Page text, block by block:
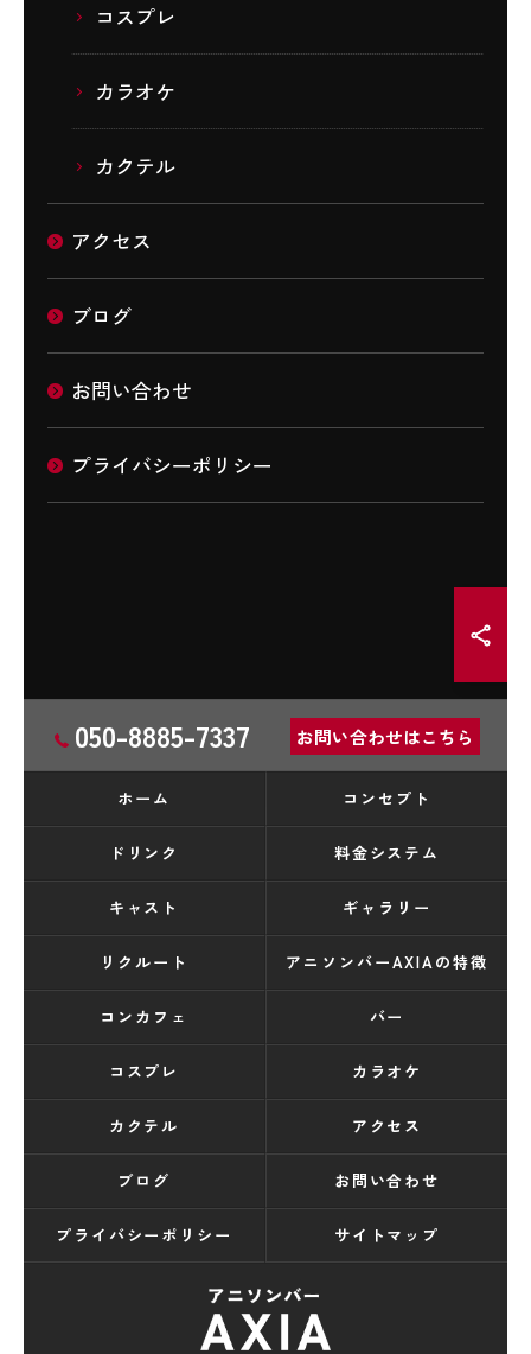
コスプレ
カラオケ
カクテル
アクセス
ブログ
お問い合わせ
プライバシーポリシー
050-8885-7337 お問い合わせはこちら
ホーム コンセプト
ドリンク 料金システム
キャスト ギャラリー
リクルート アニソンバーAXIAの特徴
コンカフェ バー
コスプレ カラオケ
カクテル アクセス
ブログ お問い合わせ
プライバシーポリシー サイトマップ